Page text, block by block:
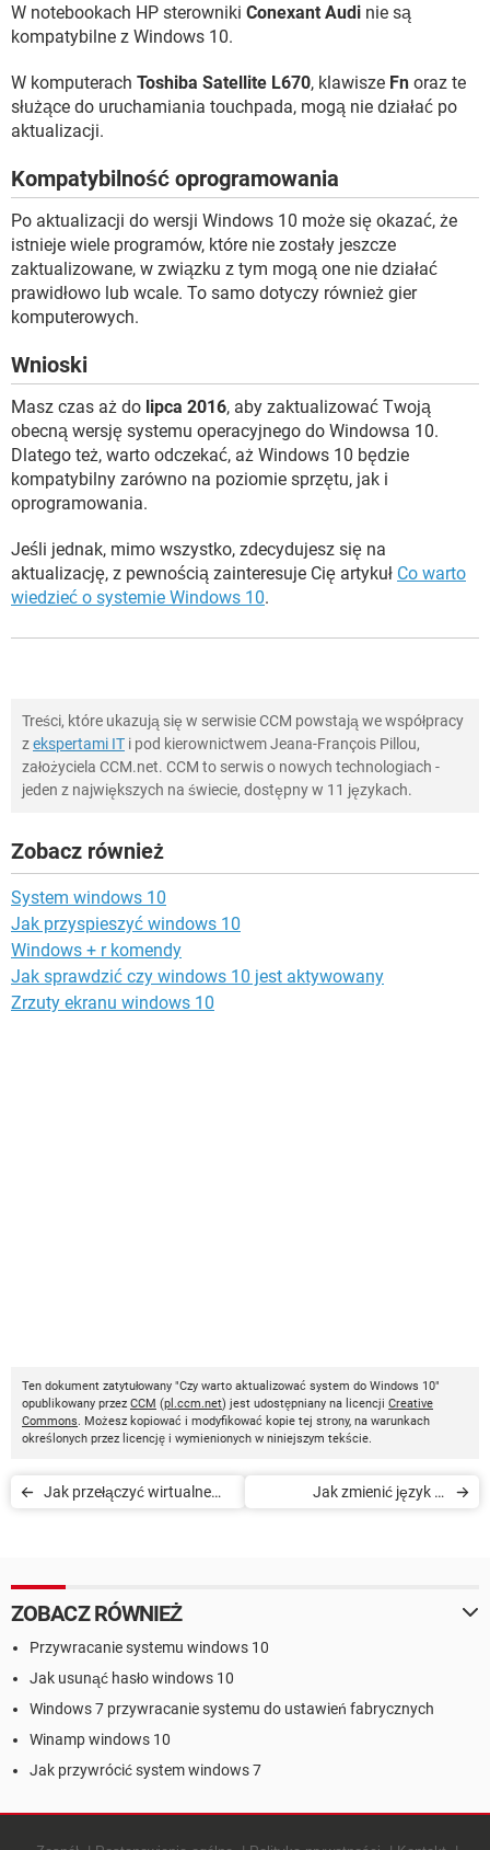
W notebookach HP sterowniki Conexant Audi nie są
kompatybilne z Windows 10.
W komputerach Toshiba Satellite L670, klawisze Fn oraz te
służące do uruchamiania touchpada, mogą nie działać po
aktualizacji.
Kompatybilność oprogramowania
Po aktualizacji do wersji Windows 10 może się okazać, że
istnieje wiele programów, które nie zostały jeszcze
zaktualizowane, w związku z tym mogą one nie działać
prawidłowo lub wcale. To samo dotyczy również gier
komputerowych.
Wnioski
Masz czas aż do lipca 2016, aby zaktualizować Twoją
obecną wersję systemu operacyjnego do Windowsa 10.
Dlatego też, warto odczekać, aż Windows 10 będzie
kompatybilny zarówno na poziomie sprzętu, jak i
oprogramowania.
Jeśli jednak, mimo wszystko, zdecydujesz się na
aktualizację, z pewnością zainteresuje Cię artykuł Co warto
wiedzieć o systemie Windows 10.
Treści, które ukazują się w serwisie CCM powstają we współpracy
zekspertami IT i pod kierownictwem Jeana-François Pillou,
założyciela CCM.net. CCM to serwis o nowych technologiach -
jeden z największych na świecie, dostępny w 11 językach.
Zobacz również
System windows 10
Jak przyspieszyć windows 10
Windows + r komendy
Jak sprawdzić czy windows 10 jest aktywowany
Zrzuty ekranu windows 10
Ten dokument zatytułowany "Czy warto aktualizować system do Windows 10"
opublikowany przez CCM (pl.ccm.net) jest udostępniany na licencji Creative
Commons. Możesz kopiować i modyfikować kopie tej strony, na warunkach
określonych przez licencję i wymienionych w niniejszym tekście.
Jak przełączyć wirtualne
Jak zmienić język w
ZOBACZ RÓWNIEŻ
Przywracanie systemu windows 10
Jak usunąć hasło windows 10
Windows 7 przywracanie systemu do ustawień fabrycznych
Winamp windows 10
Jak przywrócić system windows 7